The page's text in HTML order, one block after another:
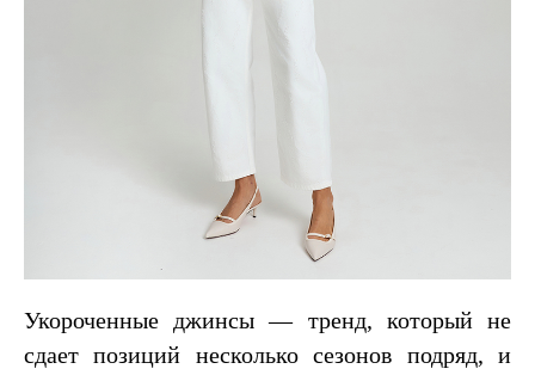
Укороченные джинсы — тренд, который не
сдает позиций несколько сезонов подряд, и